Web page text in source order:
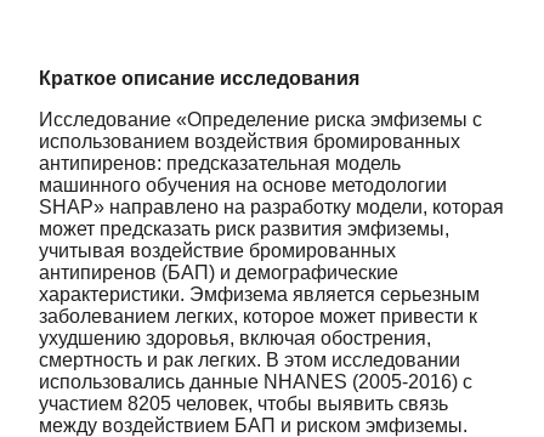
Краткое описание исследования
Исследование «Определение риска эмфиземы с
использованием воздействия бромированных
антипиренов: предсказательная модель
машинного обучения на основе методологии
SHAP» направлено на разработку модели, которая
может предсказать риск развития эмфиземы,
учитывая воздействие бромированных
антипиренов (БАП) и демографические
характеристики. Эмфизема является серьезным
заболеванием легких, которое может привести к
ухудшению здоровья, включая обострения,
смертность и рак легких. В этом исследовании
использовались данные NHANES (2005-2016) с
участием 8205 человек, чтобы выявить связь
между воздействием БАП и риском эмфиземы.